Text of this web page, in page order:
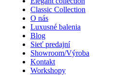
Classic Collection
O nás
Luxusné balenia
Blog
Sieť predajní
Showroom/Výroba
Kontakt
Workshopy